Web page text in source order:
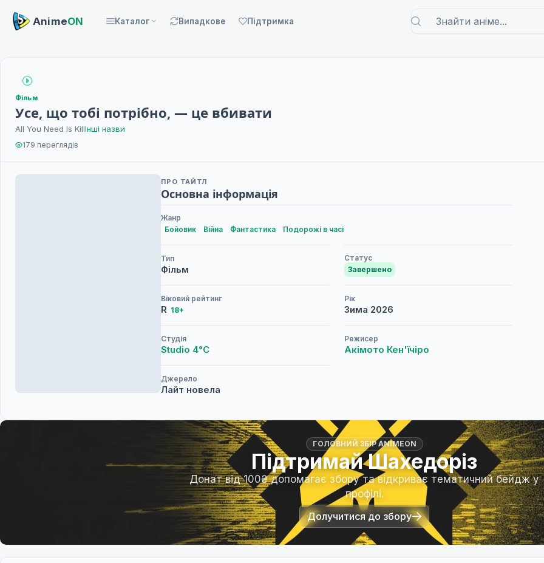
AnimeON Каталог Випадкове Підтримка
Фільм
Усе, що тобі потрібно, — це вбивати
All You Need Is KillІнші назви
179 переглядів
ПРО ТАЙТЛ
Основна інформація
Жанр
Бойовик
Війна Фантастика Подорожі в часі
Тип
Фільм
Статус
Завершено
Віковий рейтинг
R 18+
Рік
Зима 2026
Студія
Studio 4°C
Режисер
Акімото Кен'їчіро
Джерело
Лайт новела
ГОЛОВНИЙ ЗБІР ANIMEON
Підтримай Шахедоріз
Донат від 100₴ допомагає збору та відкриває тематичний бейдж у
профілі.
Долучитися до збору